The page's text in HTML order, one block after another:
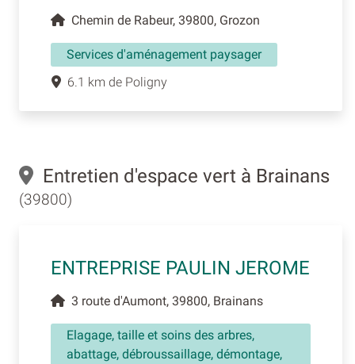
Chemin de Rabeur, 39800, Grozon
Services d'aménagement paysager
6.1 km de Poligny
Entretien d'espace vert à Brainans
(39800)
ENTREPRISE PAULIN JEROME
3 route d'Aumont, 39800, Brainans
Elagage, taille et soins des arbres,
abattage, débroussaillage, démontage,